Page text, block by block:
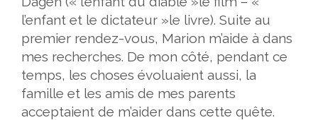
l’enfant et le dictateur »le livre). Suite au
premier rendez-vous, Marion m’aide à dans
mes recherches. De mon côté, pendant ce
temps, les choses évoluaient aussi, la
famille et les amis de mes parents
acceptaient de m’aider dans cette quête.